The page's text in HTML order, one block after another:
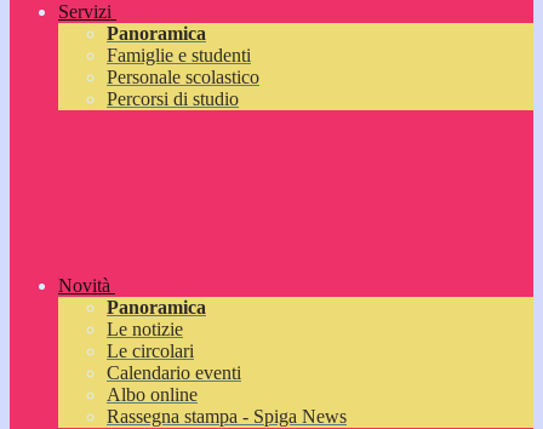
Servizi
Panoramica
Famiglie e studenti
Personale scolastico
Percorsi di studio
Novità
Panoramica
Le notizie
Le circolari
Calendario eventi
Albo online
Rassegna stampa - Spiga News